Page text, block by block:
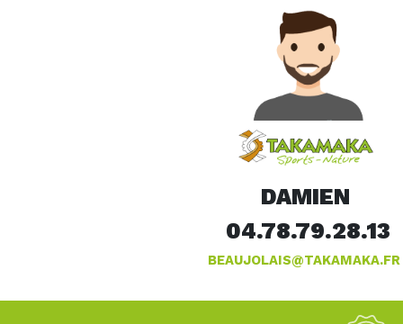
DAMIEN
04.78.79.28.13
BEAUJOLAIS@TAKAMAKA.FR